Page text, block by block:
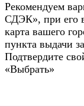
Рекомендуем
СДЭК», при его
карта вашего
пункта выдачи
Подтвердите
«Выбрать»